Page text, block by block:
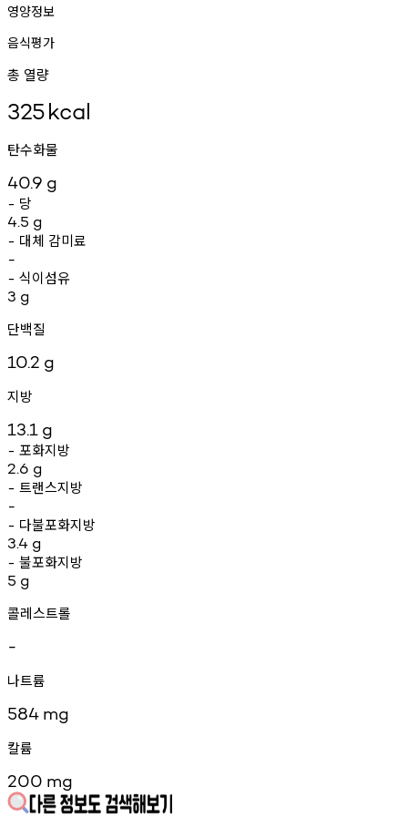
영양정보
음식평가
총 열량
325kcal
탄수화물
40.9 g
- 당
4.5 g
- 대체 감미료
-
- 식이섬유
3 g
단백질
10.2 g
지방
13.1 g
- 포화지방
2.6 g
- 트랜스지방
-
- 다불포화지방
3.4 g
- 불포화지방
5 g
콜레스트롤
-
나트륨
584 mg
칼륨
200 mg